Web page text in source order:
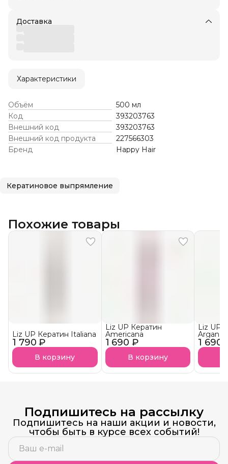
Доставка
Характеристики
Объём
500 мл
Код
393203763
Внешний код
393203763
Внешний код продукта
227566303
Бренд
Happy Hair
Кератиновое выпрямление
Похожие товары
1 790 ₽
Liz UP Кератин Italiana
В корзину
1 690 ₽
Liz UP Кератин
Americana
В корзину
1 690
Liz UP
Argan
Подпишитесь на рассылку
Подпишитесь на наши акции и новости,
чтобы быть в курсе всех событий!